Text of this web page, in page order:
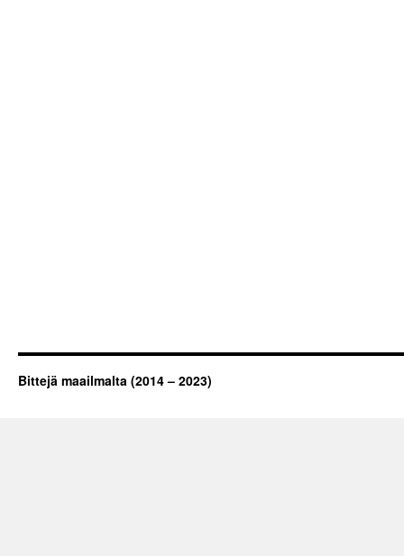
Bittejä maailmalta (2014 – 2023)